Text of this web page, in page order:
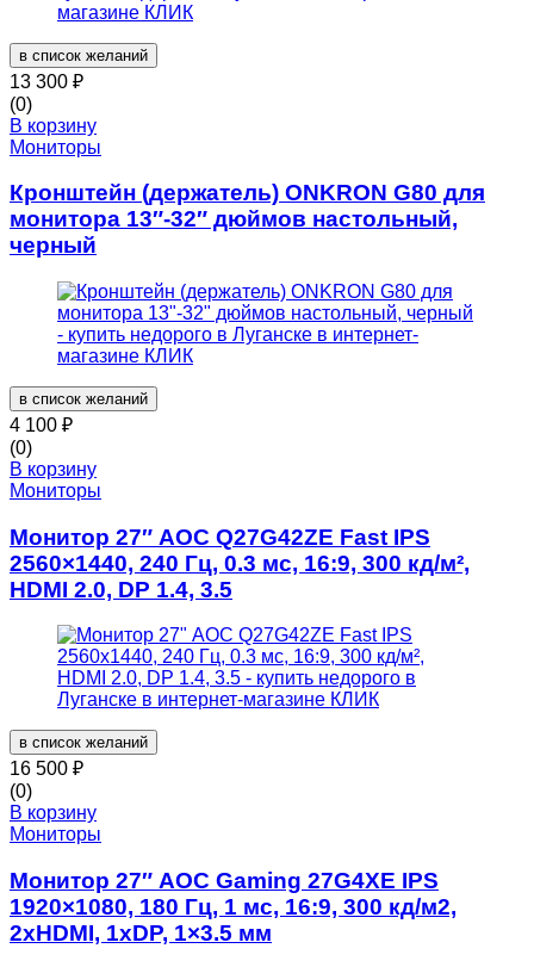
в список желаний
13 300 ₽
(0)
В корзину
Мониторы
Кронштейн (держатель) ONKRON G80 для
монитора 13″-32″ дюймов настольный,
черный
в список желаний
4 100 ₽
(0)
В корзину
Мониторы
Монитор 27″ AOC Q27G42ZE Fast IPS
2560×1440, 240 Гц, 0.3 мс, 16:9, 300 кд/м²,
HDMI 2.0, DP 1.4, 3.5
в список желаний
16 500 ₽
(0)
В корзину
Мониторы
Монитор 27″ AOC Gaming 27G4XE IPS
1920×1080, 180 Гц, 1 мс, 16:9, 300 кд/м2,
2xHDMI, 1хDP, 1×3.5 мм